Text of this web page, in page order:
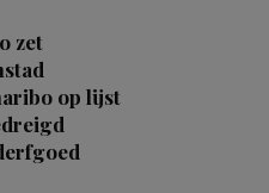
zet
op lijst